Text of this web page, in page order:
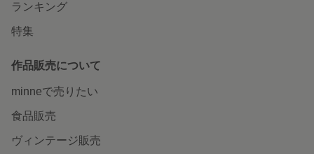
ランキング
特集
作品販売について
minneで売りたい
食品販売
ヴィンテージ販売